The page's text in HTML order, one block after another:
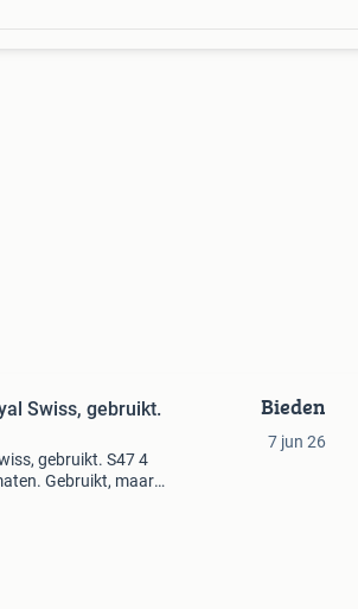
Swiss, gebruikt.
gebruikt. S47 4
Gebruikt, maar
Bieden
7 jun 26